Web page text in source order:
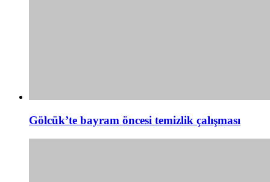
Gölcük’te bayram öncesi temizlik çalışması